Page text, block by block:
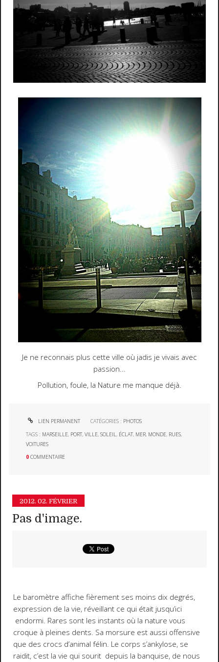
Je ne reconnais plus cette ville où jadis je vivais avec
passion...
Pollution, foule, la Nature me manque déjà.
LIEN PERMANENT CATÉGORIES : PHOTOS
TAGS : MARSEILLE, PORT,VILLE,SOLEIL , ÉCLAT, MER, MONDE, RUES,
VOITURES
0 COMMENTAIRE
2012. 02. FÉVRIER
Pas d'image.
Le baromètre affiche fièrement ses moins dix degrés,
expression de la vie, réveillant ce qui était jusqu’ici
endormi. Rares sont les instants où la nature vous
croque à pleines dents. Sa morsure est aussi offensive
que des crocs d’animal félin. Le corps s’ankylose, se
raidit, c’est la vie qui sourit depuis la banquise, de nous